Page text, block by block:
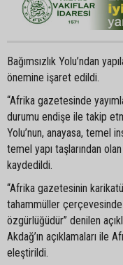
Bağımsızlık Yolu’ndan
önemine işaret edildi.
“Afrika gazetesinde
durumu endişe ile takip
Yolu’nun, anayasa, temel
temel yapı taşlarından
kaydedildi.
“Afrika gazetesinin
tahammüller
özgürlüğüdür” denilen
Akdağ’ın açıklamaları
eleştirildi.